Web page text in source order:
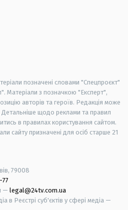
позначені словами "Спецпроєкт"
Матеріали з позначкою "Експерт",
авторів та героїв. Редакція може
Детальніше щодо реклами та правил
в правилах користування сайтом.
сайту призначені для осіб старше 21
79008
— legal@24tv.com.ua
в Реєстрі суб'єктів у сфері медіа —